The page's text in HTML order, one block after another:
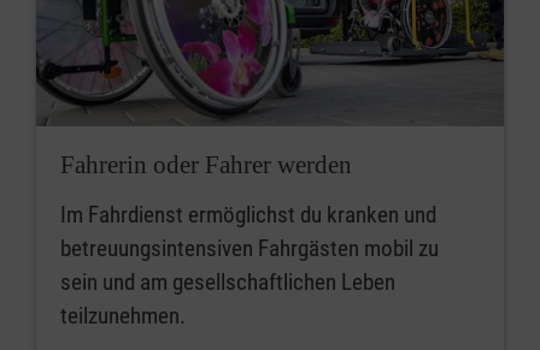
Fahrerin oder Fahrer werden
Im Fahrdienst ermöglichst du kranken und
betreuungsintensiven Fahrgästen mobil zu
sein und am gesellschaftlichen Leben
teilzunehmen.